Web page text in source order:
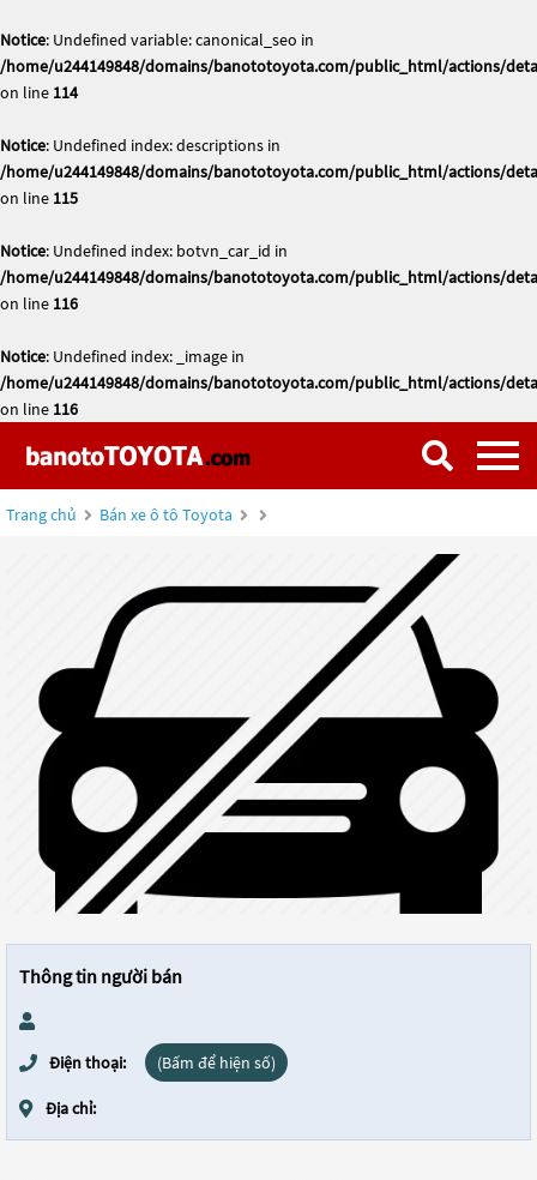
Notice: Undefined variable: canonical_seo in
/home/u244149848/domains/banototoyota.com/public_html/actions/
on line 114
Notice: Undefined index: descriptions in
/home/u244149848/domains/banototoyota.com/public_html/actions/
on line 115
Notice: Undefined index: botvn_car_id in
/home/u244149848/domains/banototoyota.com/public_html/actions/
on line 116
Notice: Undefined index: _image in
/home/u244149848/domains/banototoyota.com/public_html/actions/
on line 116
Trang chủ Bán xe ô tô Toyota
Thông tin người bán
Điện thoại: (Bấm để hiện số)
Địa chỉ: